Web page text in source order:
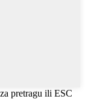
pretragu ili ESC